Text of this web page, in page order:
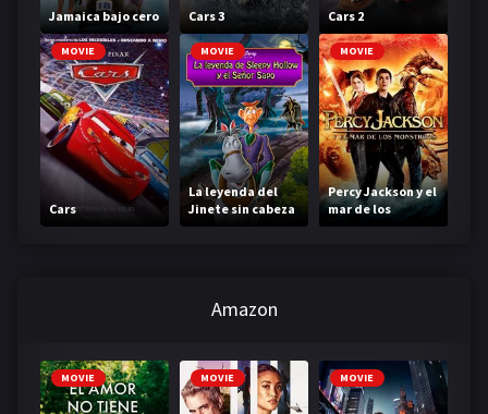
Jamaica bajo cero Cars 3 Cars 2
MOVIE
Cars
MOVIE
La leyenda del
Jinete sin cabeza
MOVIE
Percy Jackson y el
mar de los
monstruos
Amazon
MOVIE MOVIE MOVIE